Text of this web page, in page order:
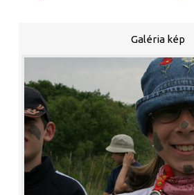
Galéria kép